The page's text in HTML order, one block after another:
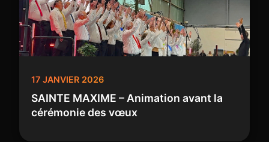
17 JANVIER 2026
SAINTE MAXIME – Animation avant la
cérémonie des vœux